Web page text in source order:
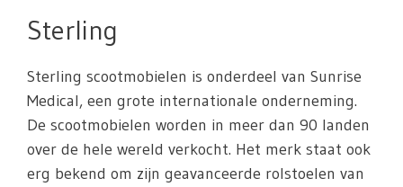
Sterling
Sterling scootmobielen is onderdeel van Sunrise
Medical, een grote internationale onderneming.
De scootmobielen worden in meer dan 90 landen
over de hele wereld verkocht. Het merk staat ook
erg bekend om zijn geavanceerde rolstoelen van